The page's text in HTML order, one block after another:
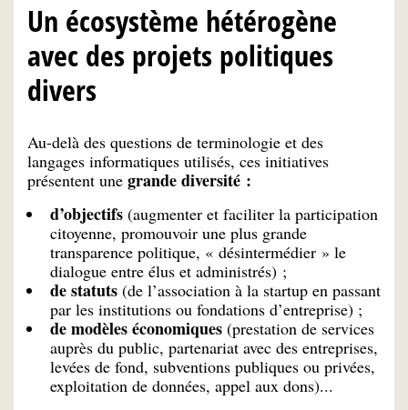
Un écosystème hétérogène
avec des projets politiques
divers
Au-delà des questions de terminologie et des
langages informatiques utilisés, ces initiatives
présentent une grande diversité :
d’objectifs (augmenter et faciliter la participation
citoyenne, promouvoir une plus grande
transparence politique, « désintermédier » le
dialogue entre élus et administrés) ;
de statuts (de l’association à la startup en passant
par les institutions ou fondations d’entreprise) ;
de modèles économiques (prestation de services
auprès du public, partenariat avec des entreprises,
levées de fond, subventions publiques ou privées,
exploitation de données, appel aux dons)...